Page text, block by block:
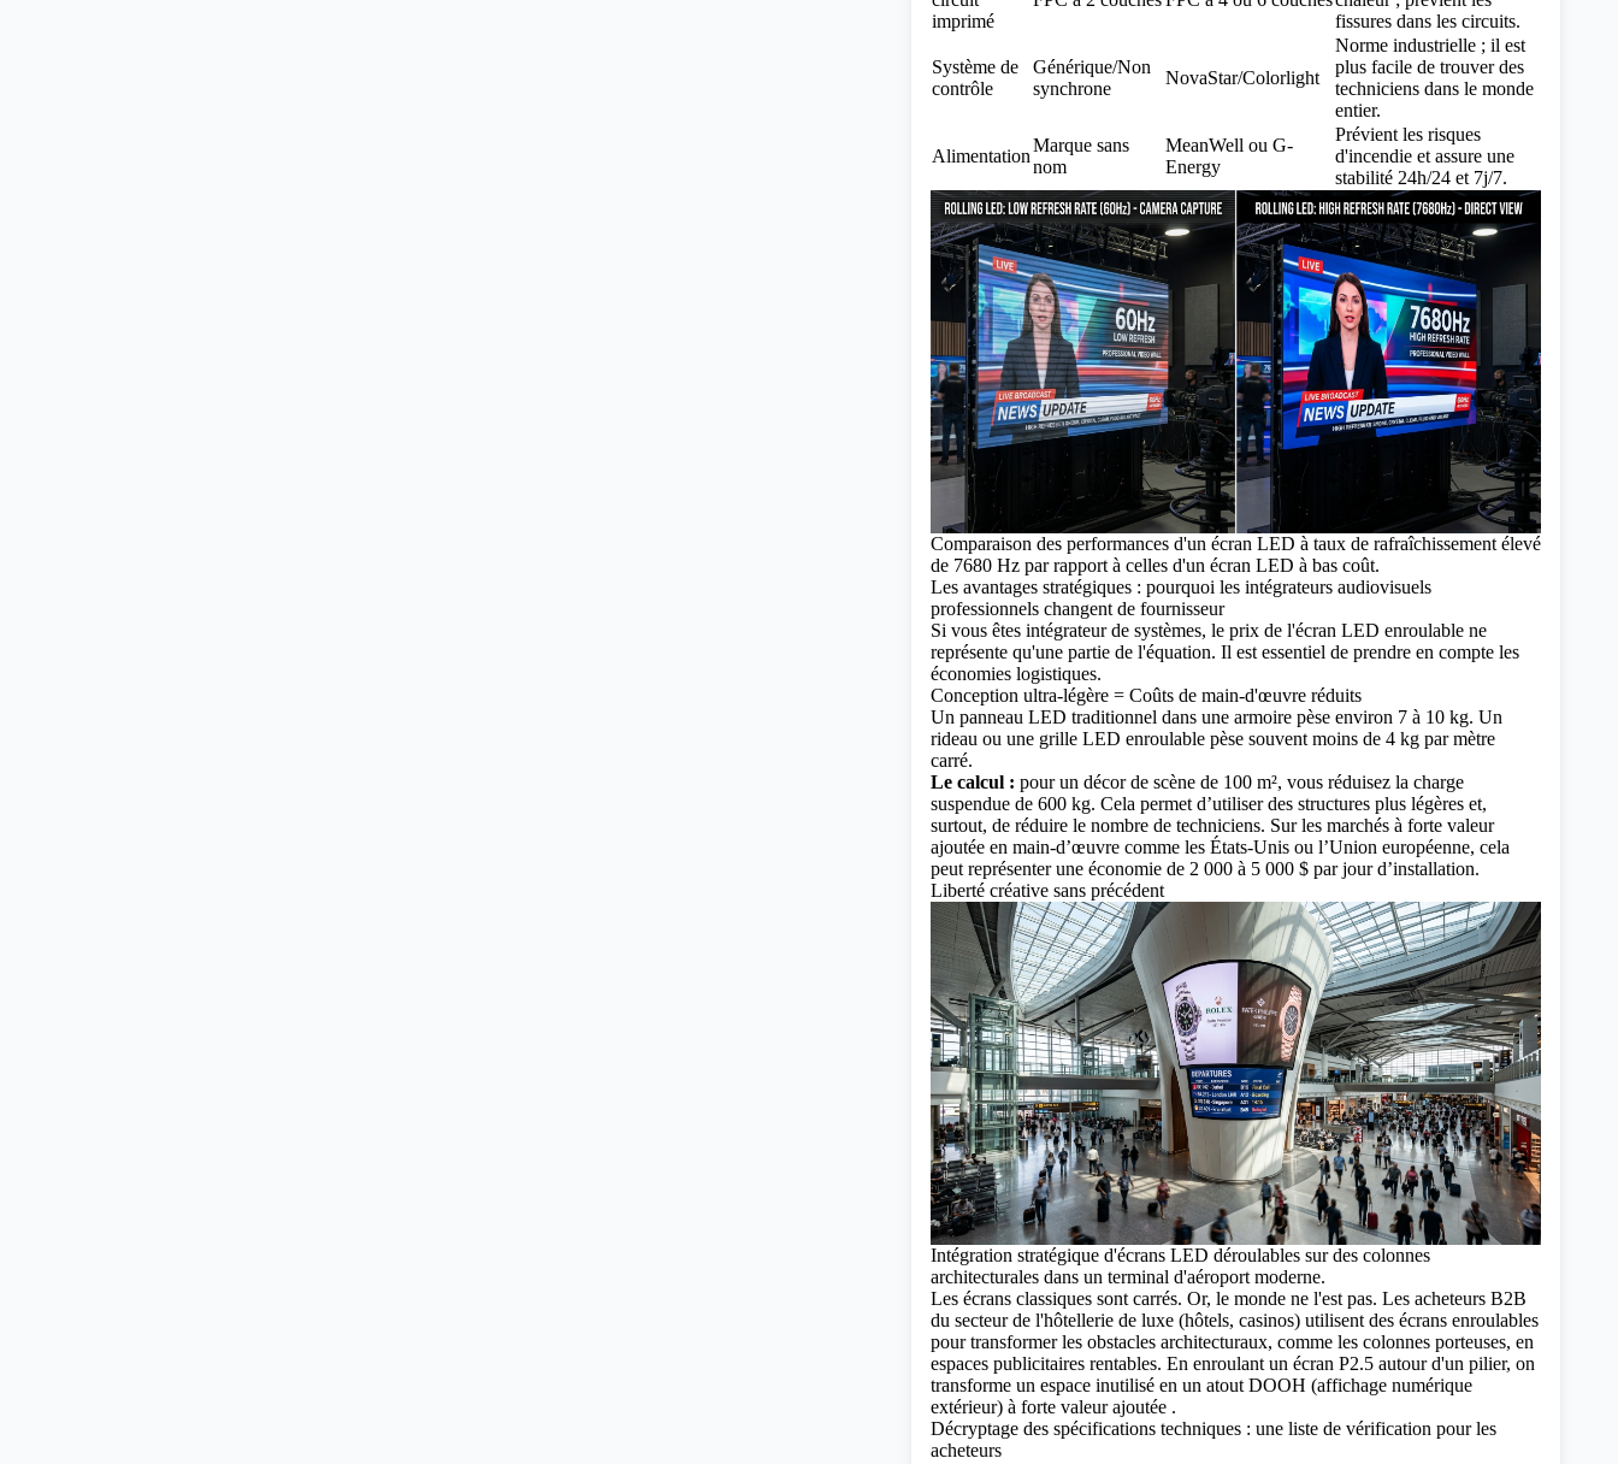
imprimé
fissures dans les circuits.
Système de
contrôle
Générique/Non
synchrone
NovaStar/Colorlight
Norme industrielle ; il est
plus facile de trouver des
techniciens dans le monde
entier.
Alimentation
Marque sans
nom
MeanWell ou G-
Energy
Prévient les risques
d'incendie et assure une
stabilité 24h/24 et 7j/7.
Comparaison des performances d'un écran LED à taux de rafraîchissement élevé
de 7680 Hz par rapport à celles d'un écran LED à bas coût.
Les avantages stratégiques : pourquoi les intégrateurs audiovisuels
professionnels changent de fournisseur
Si vous êtes intégrateur de systèmes, le prix de l'écran LED enroulable ne
représente qu'une partie de l'équation. Il est essentiel de prendre en compte les
économies logistiques.
Conception ultra-légère = Coûts de main-d'œuvre réduits
Un panneau LED traditionnel dans une armoire pèse environ 7 à 10 kg. Un
rideau ou une grille LED enroulable pèse souvent moins de 4 kg par mètre
carré.
Le calcul : pour un décor de scène de 100 m², vous réduisez la charge
suspendue de 600 kg. Cela permet d’utiliser des structures plus légères et,
surtout, de réduire le nombre de techniciens. Sur les marchés à forte valeur
ajoutée en main-d’œuvre comme les États-Unis ou l’Union européenne, cela
peut représenter une économie de 2 000 à 5 000 $ par jour d’installation.
Liberté créative sans précédent
Intégration stratégique d'écrans LED déroulables sur des colonnes
architecturales dans un terminal d'aéroport moderne.
Les écrans classiques sont carrés. Or, le monde ne l'est pas. Les acheteurs B2B
du secteur de l'hôtellerie de luxe (hôtels, casinos) utilisent des écrans enroulables
pour transformer les obstacles architecturaux, comme les colonnes porteuses, en
espaces publicitaires rentables. En enroulant un écran P2.5 autour d'un pilier, on
transforme un espace inutilisé en un atout DOOH (affichage numérique
extérieur) à forte valeur ajoutée .
Décryptage des spécifications techniques : une liste de vérification pour les
acheteurs